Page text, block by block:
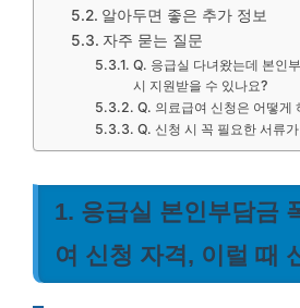
알아두면 좋은 추가 정보
자주 묻는 질문
Q. 응급실 다녀왔는데 본인
시 지원받을 수 있나요?
Q. 의료급여 신청은 어떻게
Q. 신청 시 꼭 필요한 서류
1. 응급실 본인부담금
여 신청 자격, 이럴 때